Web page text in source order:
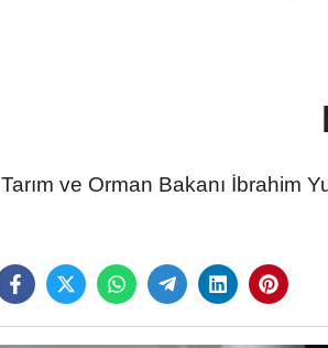
Tarım ve Orman Bakanı İbrahim